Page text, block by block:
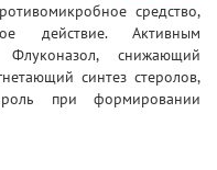
средство,
действие. Активным
снижающий
синтез стеролов,
при формировании